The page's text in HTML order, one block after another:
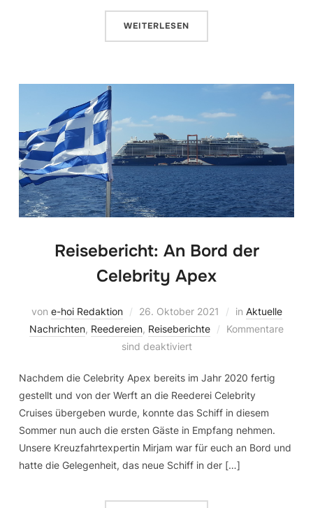
WEITERLESEN
Reisebericht: An Bord der
Celebrity Apex
von e-hoi Redaktion 26. Oktober 2021 in Aktuelle
Nachrichten, Reedereien, Reiseberichte
Kommentare
sind deaktiviert
Nachdem die Celebrity Apex bereits im Jahr 2020 fertig
gestellt und von der Werft an die Reederei Celebrity
Cruises übergeben wurde, konnte das Schiff in diesem
Sommer nun auch die ersten Gäste in Empfang nehmen.
Unsere Kreuzfahrtexpertin Mirjam war für euch an Bord und
hatte die Gelegenheit, das neue Schiff in der […]